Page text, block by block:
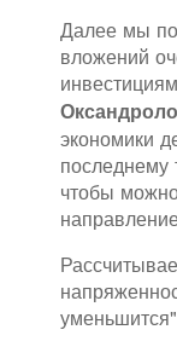
Далее мы
вложений
экономики
последнему
чтобы